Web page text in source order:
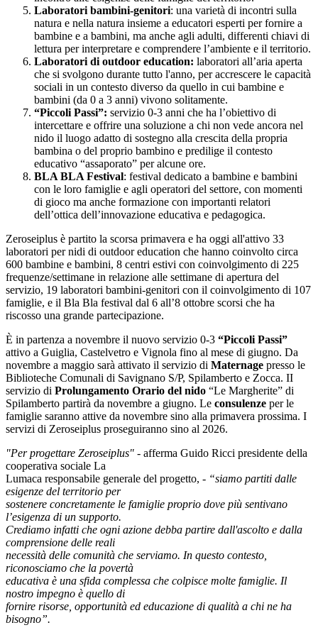
Laboratori bambini-genitori: una varietà di incontri sulla
natura e nella natura insieme a educatori esperti per fornire a
bambine e a bambini, ma anche agli adulti, differenti chiavi di
lettura per interpretare e comprendere l’ambiente e il territorio.
Laboratori di outdoor education: laboratori all’aria aperta
che si svolgono durante tutto l'anno, per accrescere le capacità
sociali in un contesto diverso da quello in cui bambine e
bambini (da 0 a 3 anni) vivono solitamente.
“Piccoli Passi”: servizio 0-3 anni che ha l’obiettivo di
intercettare e offrire una soluzione a chi non vede ancora nel
nido il luogo adatto di sostegno alla crescita della propria
bambina o del proprio bambino e predilige il contesto
educativo “assaporato” per alcune ore.
BLA BLA Festival: festival dedicato a bambine e bambini
con le loro famiglie e agli operatori del settore, con momenti
di gioco ma anche formazione con importanti relatori
dell’ottica dell’innovazione educativa e pedagogica.
Zeroseiplus è partito la scorsa primavera e ha oggi all'attivo 33
laboratori per nidi di outdoor education che hanno coinvolto circa
600 bambine e bambini, 8 centri estivi con coinvolgimento di 225
frequenze/settimane in relazione alle settimane di apertura del
servizio, 19 laboratori bambini-genitori con il coinvolgimento di 107
famiglie, e il Bla Bla festival dal 6 all’8 ottobre scorsi che ha
riscosso una grande partecipazione.
È in partenza a novembre il nuovo servizio 0-3 “Piccoli Passi”
attivo a Guiglia, Castelvetro e Vignola fino al mese di giugno. Da
novembre a maggio sarà attivato il servizio di Maternage presso le
Biblioteche Comunali di Savignano S/P, Spilamberto e Zocca. II
servizio di Prolungamento Orario del nido “Le Margherite” di
Spilamberto partirà da novembre a giugno. Le consulenze per le
famiglie saranno attive da novembre sino alla primavera prossima. I
servizi di Zeroseiplus proseguiranno sino al 2026.
"Per progettare Zeroseiplus" - afferma Guido Ricci presidente della
cooperativa sociale La
Lumaca responsabile generale del progetto, - “siamo partiti dalle
esigenze del territorio per
sostenere concretamente le famiglie proprio dove più sentivano
l’esigenza di un supporto.
Crediamo infatti che ogni azione debba partire dall'ascolto e dalla
comprensione delle reali
necessità delle comunità che serviamo. In questo contesto,
riconosciamo che la povertà
educativa è una sfida complessa che colpisce molte famiglie. Il
nostro impegno è quello di
fornire risorse, opportunità ed educazione di qualità a chi ne ha
bisogno”.